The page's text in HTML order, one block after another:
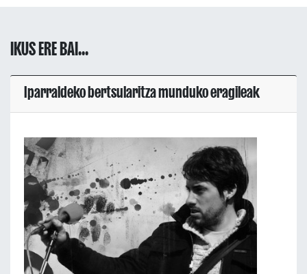
IKUS ERE BAI...
Iparraldeko bertsularitza munduko eragileak